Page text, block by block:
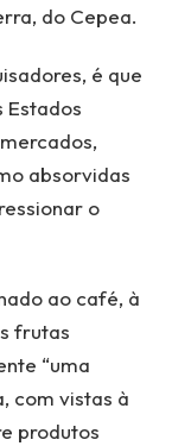
do Cepea.
é que
Estados
absorvidas
o
ao café, à
frutas
“uma
com vistas à
produtos